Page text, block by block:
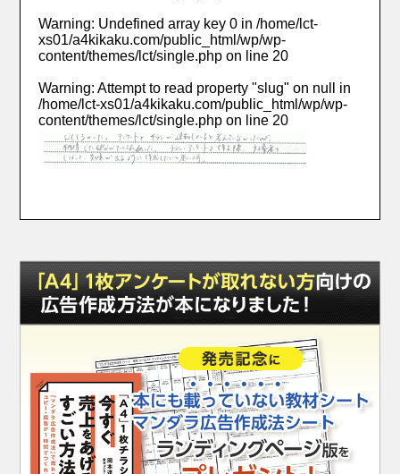
Warning: Undefined array key 0 in/home/lct-
xs01/a4kikaku.com/public_html/wp/wp-
content/themes/lct/single.php on line 20
Warning: Attempt to read property "slug" on null in
/home/lct-xs01/a4kikaku.com/public_html/wp/wp-
content/themes/lct/single.php on line 20